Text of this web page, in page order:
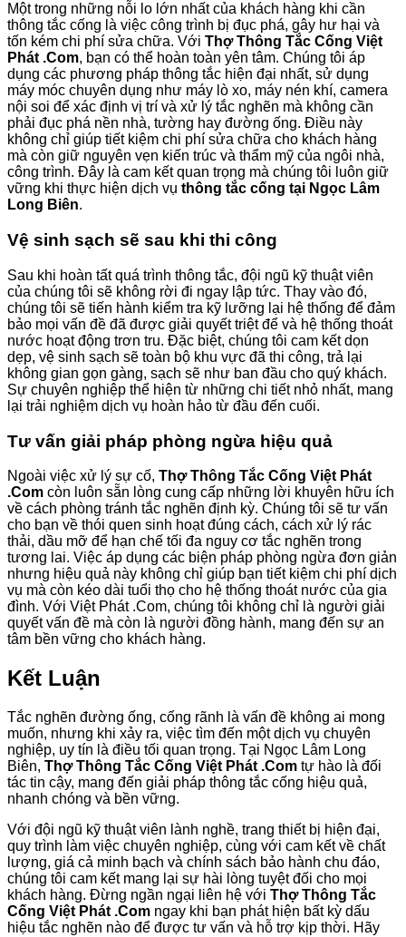
Một trong những nỗi lo lớn nhất của khách hàng khi cần
thông tắc cống là việc công trình bị đục phá, gây hư hại và
tốn kém chi phí sửa chữa. Với Thợ Thông Tắc Cống Việt
Phát .Com, bạn có thể hoàn toàn yên tâm. Chúng tôi áp
dụng các phương pháp thông tắc hiện đại nhất, sử dụng
máy móc chuyên dụng như máy lò xo, máy nén khí, camera
nội soi để xác định vị trí và xử lý tắc nghẽn mà không cần
phải đục phá nền nhà, tường hay đường ống. Điều này
không chỉ giúp tiết kiệm chi phí sửa chữa cho khách hàng
mà còn giữ nguyên vẹn kiến trúc và thẩm mỹ của ngôi nhà,
công trình. Đây là cam kết quan trọng mà chúng tôi luôn giữ
vững khi thực hiện dịch vụ thông tắc cống tại Ngọc Lâm
Long Biên.
Vệ sinh sạch sẽ sau khi thi công
Sau khi hoàn tất quá trình thông tắc, đội ngũ kỹ thuật viên
của chúng tôi sẽ không rời đi ngay lập tức. Thay vào đó,
chúng tôi sẽ tiến hành kiểm tra kỹ lưỡng lại hệ thống để đảm
bảo mọi vấn đề đã được giải quyết triệt để và hệ thống thoát
nước hoạt động trơn tru. Đặc biệt, chúng tôi cam kết dọn
dẹp, vệ sinh sạch sẽ toàn bộ khu vực đã thi công, trả lại
không gian gọn gàng, sạch sẽ như ban đầu cho quý khách.
Sự chuyên nghiệp thể hiện từ những chi tiết nhỏ nhất, mang
lại trải nghiệm dịch vụ hoàn hảo từ đầu đến cuối.
Tư vấn giải pháp phòng ngừa hiệu quả
Ngoài việc xử lý sự cố, Thợ Thông Tắc Cống Việt Phát
.Com còn luôn sẵn lòng cung cấp những lời khuyên hữu ích
về cách phòng tránh tắc nghẽn định kỳ. Chúng tôi sẽ tư vấn
cho bạn về thói quen sinh hoạt đúng cách, cách xử lý rác
thải, dầu mỡ để hạn chế tối đa nguy cơ tắc nghẽn trong
tương lai. Việc áp dụng các biện pháp phòng ngừa đơn giản
nhưng hiệu quả này không chỉ giúp bạn tiết kiệm chi phí dịch
vụ mà còn kéo dài tuổi thọ cho hệ thống thoát nước của gia
đình. Với Việt Phát .Com, chúng tôi không chỉ là người giải
quyết vấn đề mà còn là người đồng hành, mang đến sự an
tâm bền vững cho khách hàng.
Kết Luận
Tắc nghẽn đường ống, cống rãnh là vấn đề không ai mong
muốn, nhưng khi xảy ra, việc tìm đến một dịch vụ chuyên
nghiệp, uy tín là điều tối quan trọng. Tại Ngọc Lâm Long
Biên, Thợ Thông Tắc Cống Việt Phát .Com tự hào là đối
tác tin cậy, mang đến giải pháp thông tắc cống hiệu quả,
nhanh chóng và bền vững.
Với đội ngũ kỹ thuật viên lành nghề, trang thiết bị hiện đại,
quy trình làm việc chuyên nghiệp, cùng với cam kết về chất
lượng, giá cả minh bạch và chính sách bảo hành chu đáo,
chúng tôi cam kết mang lại sự hài lòng tuyệt đối cho mọi
khách hàng. Đừng ngần ngại liên hệ với Thợ Thông Tắc
Cống Việt Phát .Com ngay khi bạn phát hiện bất kỳ dấu
hiệu tắc nghẽn nào để được tư vấn và hỗ trợ kịp thời. Hãy